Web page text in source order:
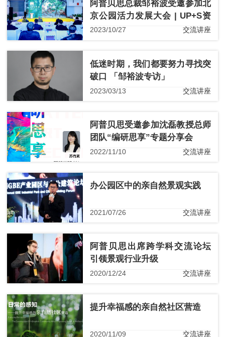
阿普贝思总裁邹裕波受邀参加北
京公园活力发展大会 | UP+S资
讯
2023/10/27 交流讲座
低迷时期，我们都要努力寻找突
破口 「邹裕波专访」
2023/03/13 交流讲座
阿普贝思受邀参加沈磊教授总师
团队“编研思享”专题分享会
2022/11/10 交流讲座
办公园区中的亲自然景观实践
2021/07/26 交流讲座
阿普贝思出席跨学科交流论坛
引领景观行业升级
2020/12/24 交流讲座
提升幸福感的亲自然社区营造
2020/11/09 交流讲座